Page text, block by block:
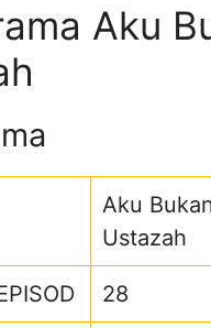
Aku
Aku
Ustazah
28